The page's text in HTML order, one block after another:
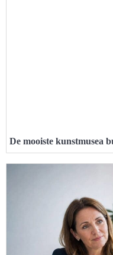
De mooiste kunstmusea